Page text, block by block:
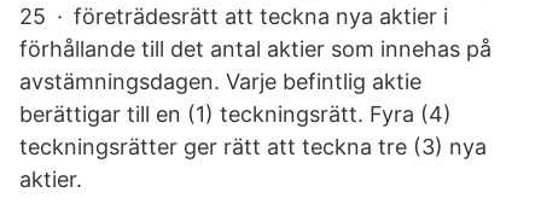
25 · företrädesrätt att teckna nya aktier i
förhållande till det antal aktier som innehas på
avstämningsdagen. Varje befintlig aktie
berättigar till en (1) teckningsrätt. Fyra (4)
teckningsrätter ger rätt att teckna tre (3) nya
aktier.